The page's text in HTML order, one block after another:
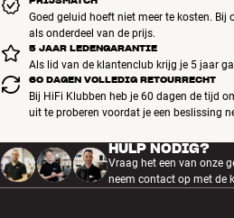
Goed geluid hoeft niet meer te kosten. Bij
als onderdeel van de prijs.
5 JAAR LEDENGARANTIE
Als lid van de klantenclub krijg je 5 jaar
60 DAGEN VOLLEDIG RETOURRECHT
Bij HiFi Klubben heb je 60 dagen de tijd
uit te proberen voordat je een beslissing
HULP NODIG?
Vraag het een van onze
neem contact op met de